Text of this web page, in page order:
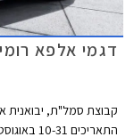
דגמי אלפא
קבוצת סמל"ת, יבואנית
התאריכים